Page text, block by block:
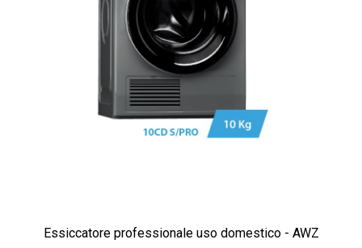
Essiccatore professionale uso domestico - AWZ